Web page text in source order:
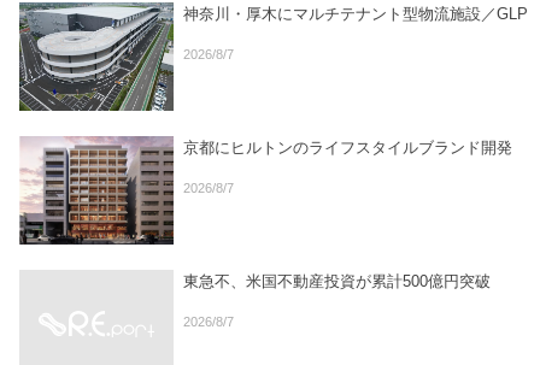
神奈川・厚木にマルチテナント型物流施設／GLP
2026/8/7
京都にヒルトンのライフスタイルブランド開発
2026/8/7
東急不、米国不動産投資が累計500億円突破
2026/8/7